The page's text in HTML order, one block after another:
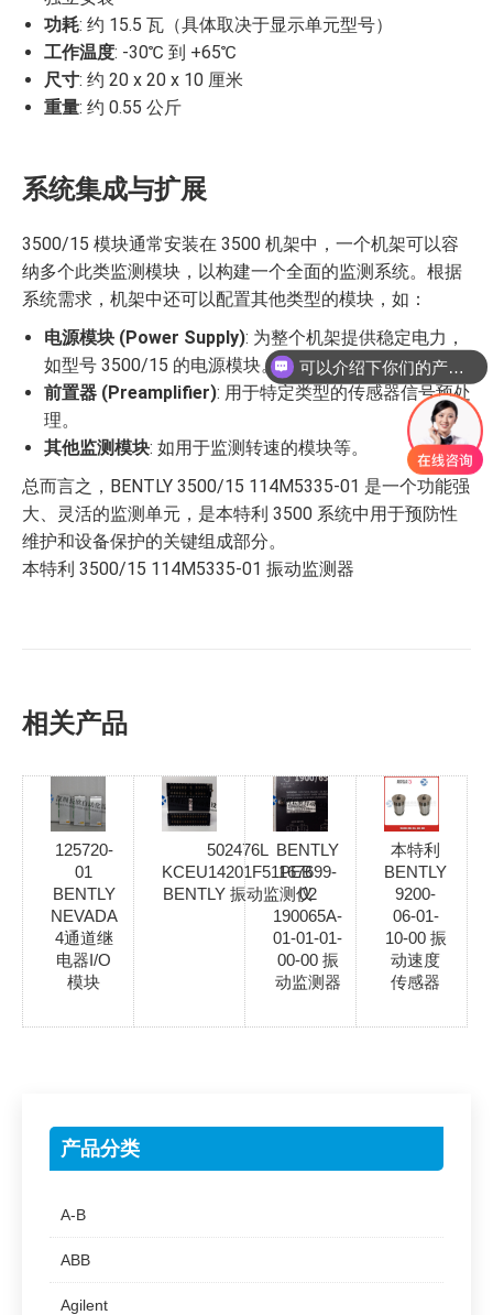
功耗: 约 15.5 瓦（具体取决于显示单元型号）
工作温度: -30℃ 到 +65℃
尺寸: 约 20 x 20 x 10 厘米
重量: 约 0.55 公斤
系统集成与扩展
3500/15 模块通常安装在 3500 机架中，一个机架可以容
纳多个此类监测模块，以构建一个全面的监测系统。根据
系统需求，机架中还可以配置其他类型的模块，如：
电源模块 (Power Supply): 为整个机架提供稳定电力，
如型号 3500/15 的电源模块。
前置器 (Preamplifier): 用于特定类型的传感器信号预处
理。
其他监测模块: 如用于监测转速的模块等。
总而言之，BENTLY 3500/15 114M5335-01 是一个功能强
大、灵活的监测单元，是本特利 3500 系统中用于预防性
维护和设备保护的关键组成部分。
本特利 3500/15 114M5335-01 振动监测器
相关产品
125720-
01
BENTLY
NEVADA
4通道继
电器I/O
模块
502476L
KCEU14201F51PEB
BENTLY 振动监测仪
BENTLY
167699-
02
190065A-
01-01-01-
00-00 振
动监测器
本特利
BENTLY
9200-
06-01-
10-00 振
动速度
传感器
产品分类
A-B
ABB
Agilent
可以介绍下你们的产品么